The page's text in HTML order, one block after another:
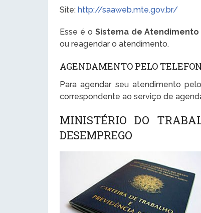
Site: http://saaweb.mte.gov.br/
Esse é o Sistema de Atendimento
ou reagendar o atendimento.
AGENDAMENTO PELO
Para agendar seu atendimento
correspondente ao serviço de
MINISTÉRIO DO
DESEMPREGO